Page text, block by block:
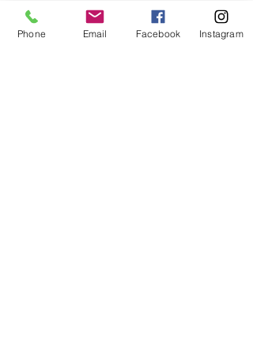
Phone Email Facebook Instagram